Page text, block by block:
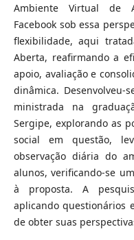
Ambiente Virtual de
Facebook sob essa
flexibilidade, aqui
Aberta, reafirmando a
apoio, avaliação e
dinâmica.
ministrada na
Sergipe, explorando as
social em questão,
observação diária do
alunos, verificando-se
à proposta. A
aplicando questionários
de obter suas